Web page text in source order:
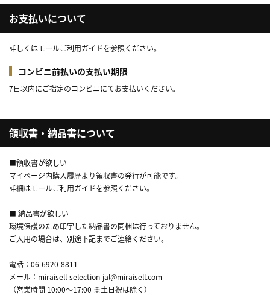
お支払いについて
詳しくはモールご利用ガイドを参照ください。
コンビニ前払いの支払い期限
7日以内にご指定のコンビニにてお支払いください。
領収書・納品書について
■領収書が欲しい
マイページ内購入履歴より領収書の発行が可能です。
詳細はモールご利用ガイドを参照ください。
■ 納品書が欲しい
環境保護のため印字した納品書の同梱は行っておりません。
ご入用の場合は、別途下記までご連絡ください。
電話：06-6920-8811
メール：miraisell-selection-jal@miraisell.com
（営業時間 10:00～17:00 ※土日祝は除く）